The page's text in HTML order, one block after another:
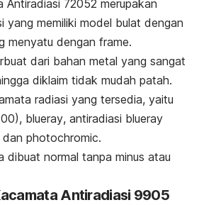
72052 merupakan
yang memiliki model bulat dengan
menyatu dengan frame.
dari bahan metal yang sangat
diklaim tidak mudah patah.
radiasi yang tersedia, yaitu
blueray, antiradiasi blueray
dan photochromic.
dibuat normal tanpa minus atau
Antiradiasi 9905